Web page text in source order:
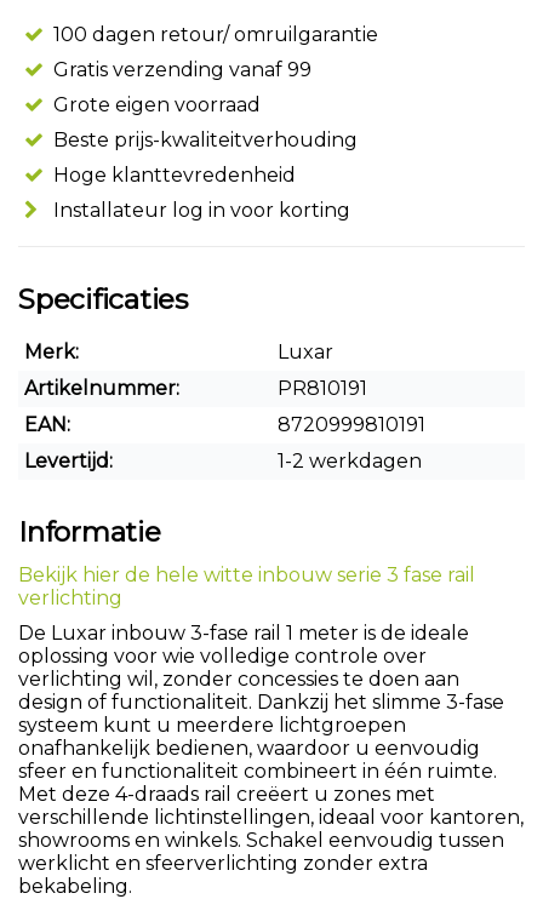
100 dagen retour/ omruilgarantie
Gratis verzending vanaf 99
Grote eigen voorraad
Beste prijs-kwaliteitverhouding
Hoge klanttevredenheid
Installateur log in voor korting
Specificaties
Merk:
Luxar
Artikelnummer:
PR810191
EAN:
8720999810191
Levertijd:
1-2 werkdagen
Informatie
Bekijk hier de hele witte inbouw serie 3 fase rail
verlichting
De Luxar inbouw 3-fase rail 1 meter is de ideale
oplossing voor wie volledige controle over
verlichting wil, zonder concessies te doen aan
design of functionaliteit. Dankzij het slimme 3-fase
systeem kunt u meerdere lichtgroepen
onafhankelijk bedienen, waardoor u eenvoudig
sfeer en functionaliteit combineert in één ruimte.
Met deze 4-draads rail creëert u zones met
verschillende lichtinstellingen, ideaal voor kantoren,
showrooms en winkels. Schakel eenvoudig tussen
werklicht en sfeerverlichting zonder extra
bekabeling.